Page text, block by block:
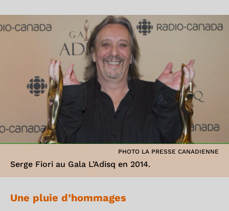
PHOTO LA PRESSE CANADIENNE
Serge Fiori au Gala L’Adisq en 2014.
Une pluie d’hommages